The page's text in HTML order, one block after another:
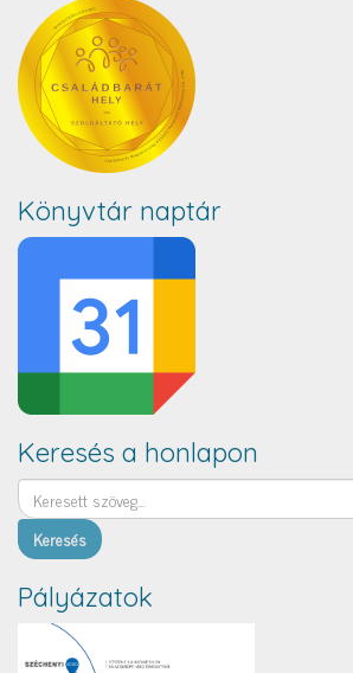
Könyvtár naptár
Keresés a honlapon
Keresés
Pályázatok